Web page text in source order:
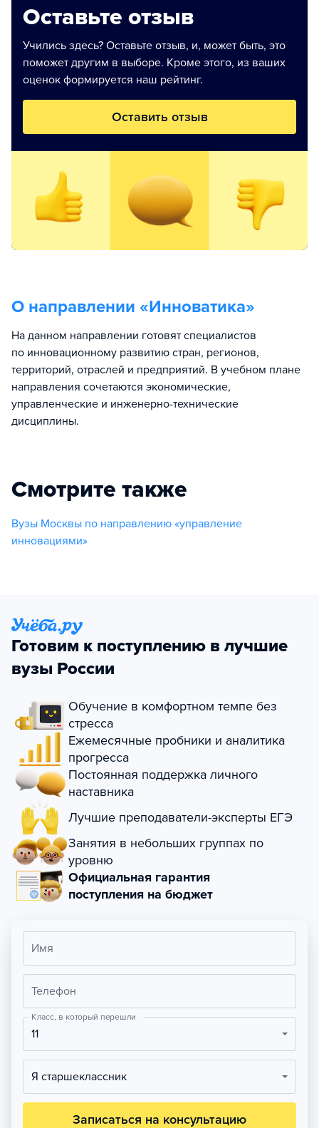
Оставьте отзыв
Учились здесь? Оставьте отзыв, и, может быть, это
поможет другим в выборе. Кроме этого, из ваших
оценок формируется наш рейтинг.
Оставить отзыв
О направлении «Инноватика»
На данном направлении готовят специалистов
по инновационному развитию стран, регионов,
территорий, отраслей и предприятий. В учебном плане
направления сочетаются экономические,
управленческие и инженерно-технические
дисциплины.
Смотрите также
Вузы Москвы по направлению «управление
инновациями»
Готовим к поступлению в лучшие
вузы России
Обучение в комфортном темпе без
стресса
Ежемесячные пробники и аналитика
прогресса
Постоянная поддержка личного
наставника
Лучшие преподаватели-эксперты ЕГЭ
Занятия в небольших группах по
уровню
Официальная гарантия
поступления на бюджет
Имя
Телефон
Класс, в который перешли
11
Я старшеклассник
Записаться на консультацию